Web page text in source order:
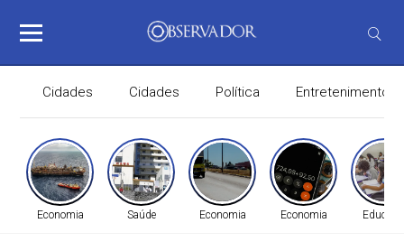
Cidades Cidades Política Entretenimento
Economia Saúde Economia Economia